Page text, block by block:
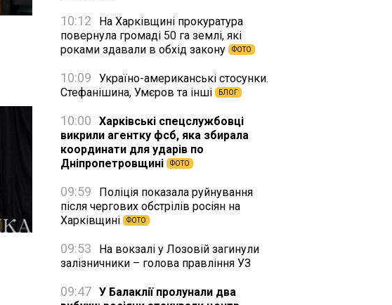
10:12
На Харківщині прокуратура
повернула громаді 50 га землі, які
роками здавали в обхід закону
ФОТО
10:09
Україно-американські стосунки.
Стефанішина, Умєров та інші
БЛОГ
10:00
Харківські спецслужбовці
викрили агентку фсб, яка збирала
координати для ударів по
Дніпропетровщині
ФОТО
09:59
Поліція показала руйнування
після чергових обстрілів росіян на
Харківщині
ФОТО
09:53
На вокзалі у Лозовій загинули
залізничники – голова правління УЗ
09:47 У Балаклії пролунали два